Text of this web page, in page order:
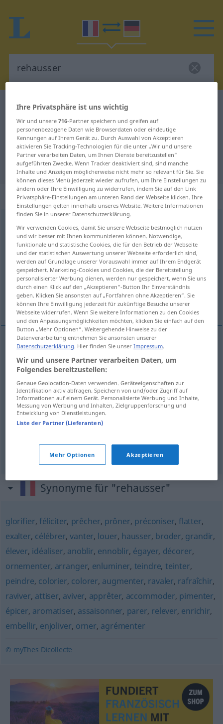
Französisch-Deutsch Wörterbuch
Französisch-Deutsch Übersetzung
für "rehausser"
"rehausser" Deutsch Übersetzung
„rehausser“: verbe transitif
Übersicht aller Übersetzungen
(Für mehr Details die Übersetzung anklicken/antippen)
höher machen, erhöhen
hervorheben, zur Geltung bringen
erhöhen
hervorheben rehausser FIG
Synonyme für "rehausser"
glorifier, féliciter, prêcher, prôner, préconiser, flatter,
exalter, célébrer,vanter, louer, hausser, broder, grandir,
élever, idéaliser, anoblir, ennoblir, égayer, décorer,
ornementer, arranger, enluminer, teindre, teinter,
peindre, colorier, colorer, augmenter, ravaler, rafraîchir,
raviver, attiser, aviver, apprêter, accommoder, pimenter,
épicer, aromatiser, assaisonner, parer, relever, enrichir,
embellir, enjoliver, orner, agrémenter
© myThes Dicollecte
Ihre Privatsphäre ist uns wichtig
Wir und unsere716-Partner speichern und greifen auf
personenbezogene Daten wie Browserdaten oder eindeutige
Kennungen auf Ihrem Gerät zu. Durch Auswahl von Akzeptieren
aktivieren Sie Tracking-Technologien für die unter „Wir und unsere
Partner verarbeiten Daten, um Ihnen Dienste bereitzustellen“
aufgeführten Zwecke. Wenn Tracker deaktiviert sind, sind manche
Inhalte und Anzeigen möglicherweise nicht mehr so relevant für Sie. Sie
können dieses Menü jederzeit wieder aufrufen, um Ihre Einstellungen zu
ändern oder Ihre Einwilligung zu widerrufen, indem Sie auf den Link
Privatsphäre-Einstellungen am unteren Rand der Webseite klicken. Ihre
Einstellungen gelten innerhalb unseres Website. Weitere Informationen
finden Sie in unserer Datenschutzerklärung.
Wir verwenden Cookies, damit Sie unsere Webseite bestmöglich nutzen
und wir besser mit Ihnen kommunizieren können. Notwendige,
funktionale und statistische Cookies, die für den Betrieb der Webseite
und der statistischen Auswertung unserer Webseite erforderlich sind,
werden auf Grundlage unserer Vorauswahl immer auf Ihrem Endgerät
gespeichert. Marketing-Cookies und Cookies, die der Bereitstellung
personalisierter Werbung dienen, werden nur gespeichert, wenn Sie uns
durch einen Klick auf den „Akzeptieren“-Button Ihr Einverständnis
geben. Klicken Sie ansonsten auf „Fortfahren ohne Akzeptieren“. Sie
können Ihre Einwilligung jederzeit für zukünftige Besuche unserer
Webseite widerrufen. Wenn Sie weitere Informationen zu den Cookies
und den Anpassungsmöglichkeiten möchten, klicken Sie einfach auf den
Button „Mehr Optionen“. Weitergehende Hinweise zu der
Datenverarbeitung entnehmen Sie ansonsten unserer
Datenschutzerklärung. Hier finden Sie unserImpressum.
Wir und unsere Partner verarbeiten Daten, um
Folgendes bereitzustellen:
Genaue Geolocation-Daten verwenden. Geräteeigenschaften zur
Identifikation aktiv abfragen. Speichern von und/oder Zugriff auf
Informationen auf einem Gerät. Personalisierte Werbung und Inhalte,
Messung von Werbung und Inhalten, Zielgruppenforschung und
Entwicklung von Dienstleistungen.
Liste der Partner (Lieferanten)
Mehr Optionen Akzeptieren